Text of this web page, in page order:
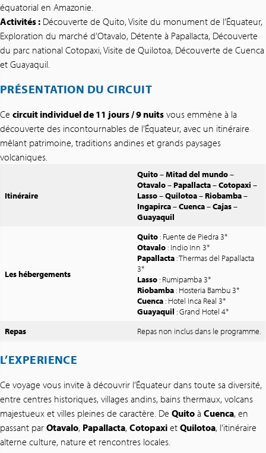
équatorial en Amazonie.
Activités : Découverte de Quito, Visite du monument de l’Équateur,
Exploration du marché d’Otavalo, Détente à Papallacta, Découverte
du parc national Cotopaxi, Visite de Quilotoa, Découverte de Cuenca
et Guayaquil.
PRÉSENTATION DU CIRCUIT
Ce circuit individuel de 11 jours / 9 nuits vous emmène à la
découverte des incontournables de l’Équateur, avec un itinéraire
mêlant patrimoine, traditions andines et grands paysages
volcaniques.
Itinéraire
Quito–Mitad del mundo–
Otavalo– Papallacta–Cotopaxi–
Lasso–Quilotoa– Riobamba–
Ingapirca–Cuenca–Cajas–
Guayaquil
Les hébergements
Quito: Fuente de Piedra 3*
Otavalo: Indio Inn 3*
Papallacta: Thermas del Papallacta
3*
Lasso: Rumipamba 3*
Riobamba: Hosteria Bambu 3*
Cuenca: Hotel Inca Real 3*
Guayaquil : Grand Hotel 4*
Repas
Repas non inclus dans le programme.
L’EXPERIENCE
Ce voyage vous invite à découvrir l’Équateur dans toute sa diversité,
entre centres historiques, villages andins, bains thermaux, volcans
majestueux et villes pleines de caractère. De Quito à Cuenca, en
passant par Otavalo, Papallacta, Cotopaxi et Quilotoa, l’itinéraire
alterne culture, nature et rencontres locales.